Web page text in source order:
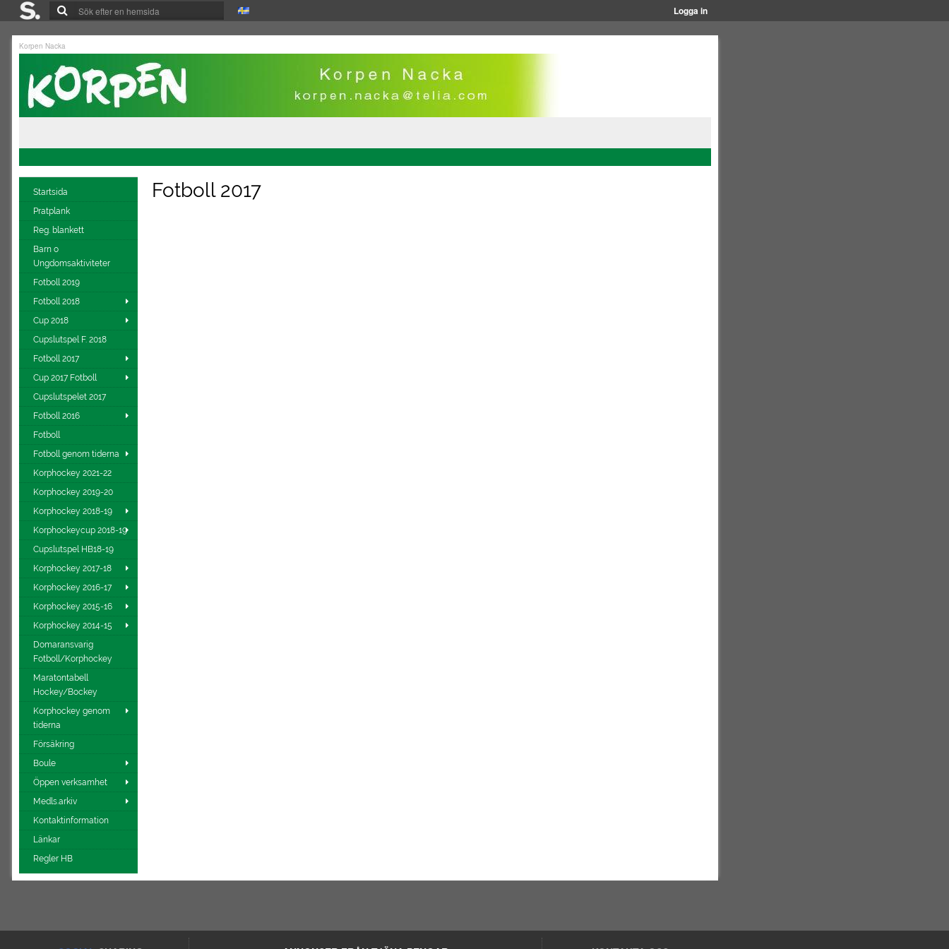
Logga in
Korpen Nacka
Startsida
Pratplank
Reg. blankett
Barn o
Ungdomsaktiviteter
Fotboll 2019
Fotboll 2018
Cup 2018
Cupslutspel F. 2018
Fotboll 2017
Cup 2017 Fotboll
Cupslutspelet 2017
Fotboll 2016
Fotboll
Fotboll genom tiderna
Korphockey 2021-22
Korphockey 2019-20
Korphockey 2018-19
Korphockeycup 2018-19
Cupslutspel HB18-19
Korphockey 2017-18
Korphockey 2016-17
Korphockey 2015-16
Korphockey 2014-15
Domaransvarig
Fotboll/Korphockey
Maratontabell
Hockey/Bockey
Korphockey genom
tiderna
Försäkring
Boule
Öppen verksamhet
Medls.arkiv
Kontaktinformation
Länkar
Regler HB
Fotboll 2017